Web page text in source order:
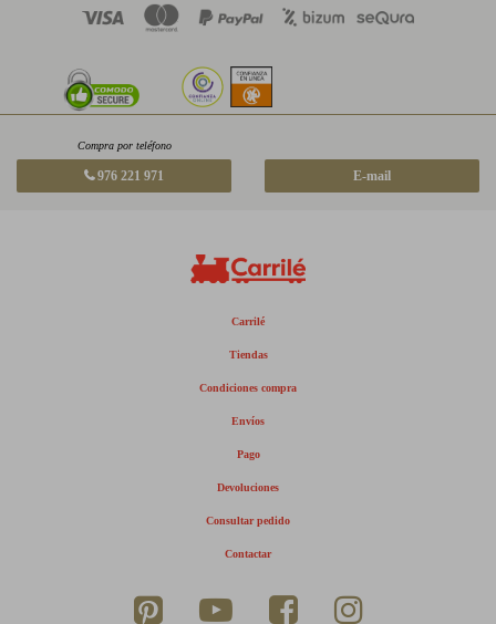
Compra por teléfono
976 221 971 E-mail
Carrilé
Tiendas
Condiciones compra
Envíos
Pago
Devoluciones
Consultar pedido
Contactar